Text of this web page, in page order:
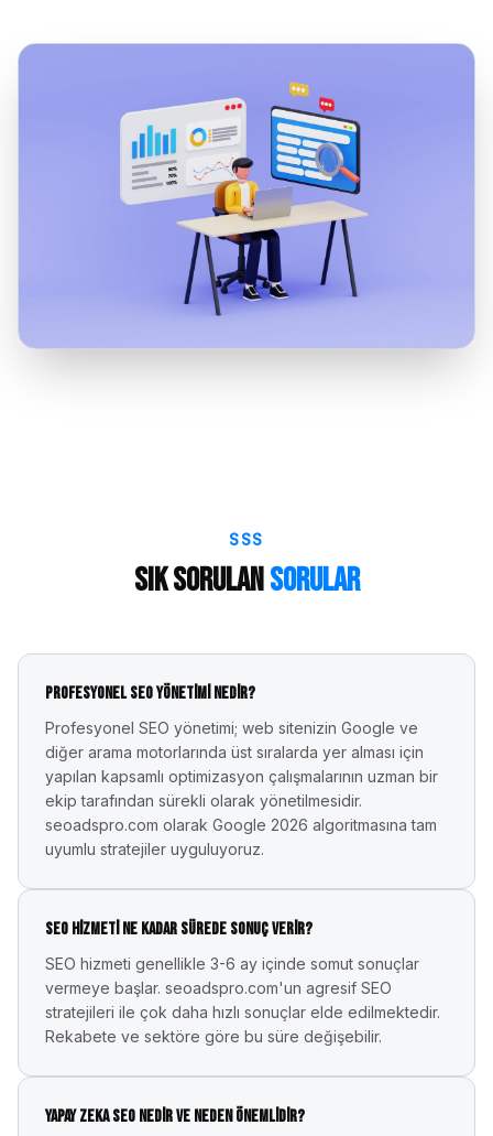
SSS
Sık SorulanSorular
Profesyonel SEO yönetimi nedir?
Profesyonel SEO yönetimi; web sitenizin Google ve
diğer arama motorlarında üst sıralarda yer alması için
yapılan kapsamlı optimizasyon çalışmalarının uzman bir
ekip tarafından sürekli olarak yönetilmesidir.
seoadspro.com olarak Google 2026 algoritmasına tam
uyumlu stratejiler uyguluyoruz.
SEO hizmeti ne kadar sürede sonuç verir?
SEO hizmeti genellikle 3-6 ay içinde somut sonuçlar
vermeye başlar. seoadspro.com'un agresif SEO
stratejileri ile çok daha hızlı sonuçlar elde edilmektedir.
Rekabete ve sektöre göre bu süre değişebilir.
Yapay zeka SEO nedir ve neden önemlidir?